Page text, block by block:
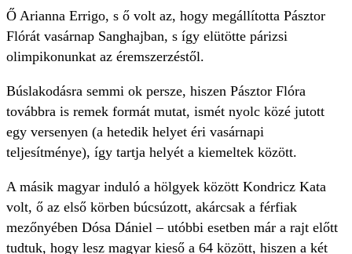
Ő Arianna Errigo, s ő volt az, hogy megállította Pásztor
Flórát vasárnap Sanghajban, s így elütötte párizsi
olimpikonunkat az éremszerzéstől.
Búslakodásra semmi ok persze, hiszen Pásztor Flóra
továbbra is remek formát mutat, ismét nyolc közé jutott
egy versenyen (a hetedik helyet éri vasárnapi
teljesítménye), így tartja helyét a kiemeltek között.
A másik magyar induló a hölgyek között Kondricz Kata
volt, ő az első körben búcsúzott, akárcsak a férfiak
mezőnyében Dósa Dániel – utóbbi esetben már a rajt előtt
tudtuk, hogy lesz magyar kieső a 64 között, hiszen a két